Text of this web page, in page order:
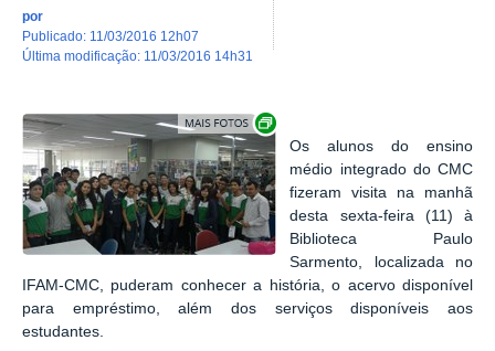
por
publicado: 11/03/2016 12h07
última modificação: 11/03/2016 14h31
Os alunos do ensino
médio integrado do CMC
fizeram visita na manhã
desta sexta-feira (11) à
Biblioteca Paulo
Sarmento, localizada no
IFAM-CMC, puderam conhecer a história, o acervo disponível
para empréstimo, além dos serviços disponíveis aos
estudantes.